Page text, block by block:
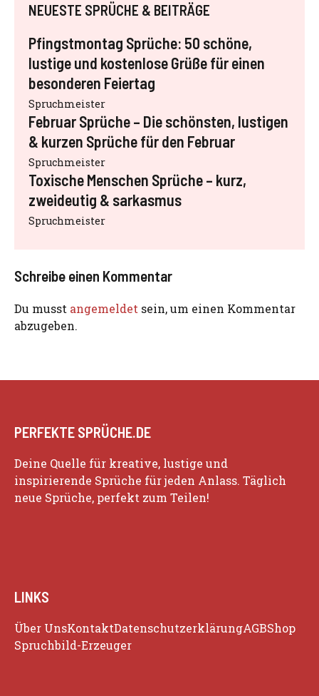
NEUESTE SPRÜCHE & BEITRÄGE
Pfingstmontag Sprüche: 50 schöne,
lustige und kostenlose Grüße für einen
besonderen Feiertag
Spruchmeister
Februar Sprüche – Die schönsten, lustigen
& kurzen Sprüche für den Februar
Spruchmeister
Toxische Menschen Sprüche – kurz,
zweideutig & sarkasmus
Spruchmeister
Schreibe einen Kommentar
Du musst angemeldet sein, um einen Kommentar
abzugeben.
PERFEKTE SPRÜCHE.DE
Deine Quelle für kreative, lustige und
inspirierende Sprüche für jeden Anlass. Täglich
neue Sprüche, perfekt zum Teilen!
LINKS
Über UnsKontaktDatenschutzerklärungAGBShop
Spruchbild-Erzeuger